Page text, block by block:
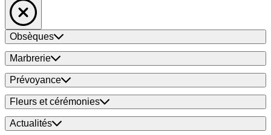
Obsèques
Marbrerie
Prévoyance
Fleurs et cérémonies
Actualités